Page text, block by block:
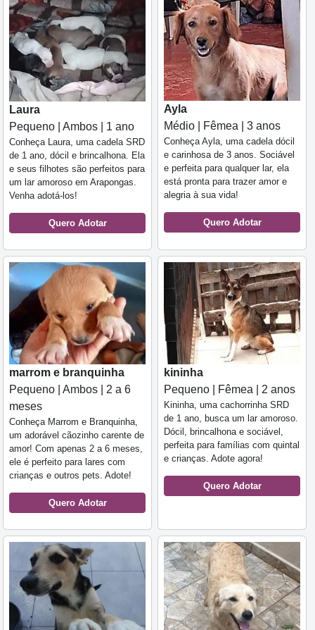
Laura
Pequeno | Ambos | 1 ano
Conheça Laura, uma cadela SRD
de 1 ano, dócil e brincalhona. Ela
e seus filhotes são perfeitos para
um lar amoroso em Arapongas.
Venha adotá-los!
Quero Adotar
Ayla
Médio | Fêmea | 3 anos
Conheça Ayla, uma cadela dócil
e carinhosa de 3 anos. Sociável
e perfeita para qualquer lar, ela
está pronta para trazer amor e
alegria à sua vida!
Quero Adotar
marrom e branquinha
Pequeno | Ambos | 2 a 6
meses
Conheça Marrom e Branquinha,
um adorável cãozinho carente de
amor! Com apenas 2 a 6 meses,
ele é perfeito para lares com
crianças e outros pets. Adote!
Quero Adotar
kininha
Pequeno | Fêmea | 2 anos
Kininha, uma cachorrinha SRD
de 1 ano, busca um lar amoroso.
Dócil, brincalhona e sociável,
perfeita para famílias com quintal
e crianças. Adote agora!
Quero Adotar